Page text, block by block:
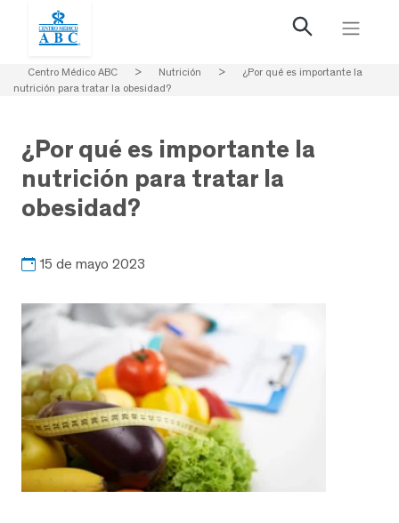
Centro Médico ABC > Nutrición >
¿Por qué es importante la
nutrición para tratar la obesidad?
¿Por qué es importante la
nutrición para tratar la
obesidad?
15 de mayo 2023